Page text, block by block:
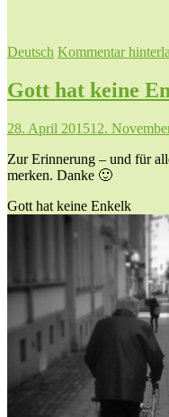
Deutsch Kommentar
Gott hat keine
28. April 201512.
Zur Erinnerung – und für
merken. Danke 🙂
Gott hat keine Enkelk